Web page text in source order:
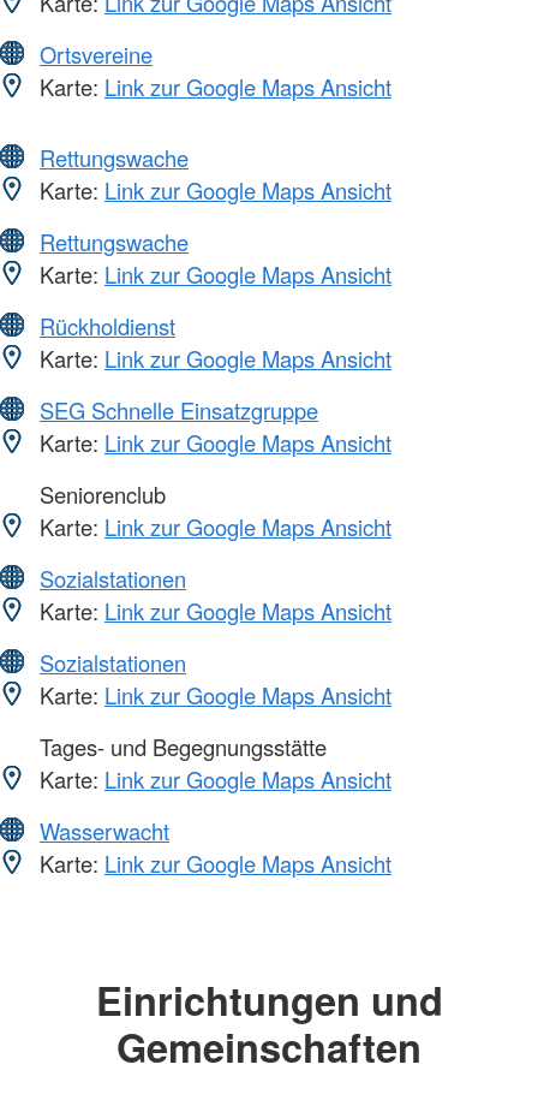
Ortsvereine
Karte: Link zur Google Maps Ansicht
Rettungswache
Karte: Link zur Google Maps Ansicht
Rettungswache
Karte: Link zur Google Maps Ansicht
Rückholdienst
Karte: Link zur Google Maps Ansicht
SEG Schnelle Einsatzgruppe
Karte: Link zur Google Maps Ansicht
Seniorenclub
Karte: Link zur Google Maps Ansicht
Sozialstationen
Karte: Link zur Google Maps Ansicht
Sozialstationen
Karte: Link zur Google Maps Ansicht
Tages- und Begegnungsstätte
Karte: Link zur Google Maps Ansicht
Wasserwacht
Karte: Link zur Google Maps Ansicht
Einrichtungen und
Gemeinschaften